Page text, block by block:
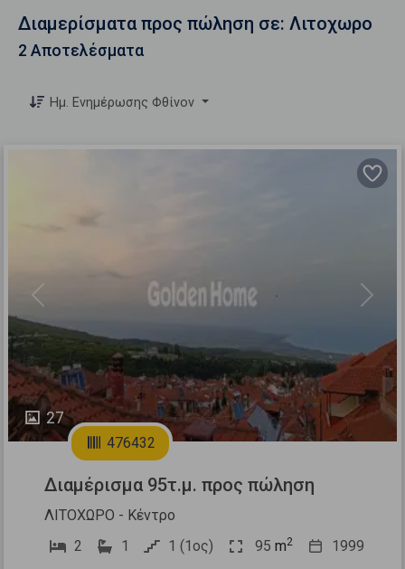
Διαμερίσματα προς πώληση σε: Λιτοχωρο
2 Αποτελέσματα
Ημ. Ενημέρωσης Φθίνον
27
Previous Next
476432
Διαμέρισμα 95τ.μ. προς πώληση
ΛΙΤΟΧΩΡΟ - Κέντρο
2
1 1 (1ος) 95 m2 1999